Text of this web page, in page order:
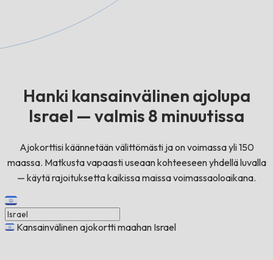
Hanki kansainvälinen ajolupa
Israel — valmis 8 minuutissa
Ajokorttisi käännetään välittömästi ja on voimassa yli 150
maassa. Matkusta vapaasti useaan kohteeseen yhdellä luvalla
— käytä rajoituksetta kaikissa maissa voimassaoloaikana.
Kansainvälinen ajokortti maahan Israel